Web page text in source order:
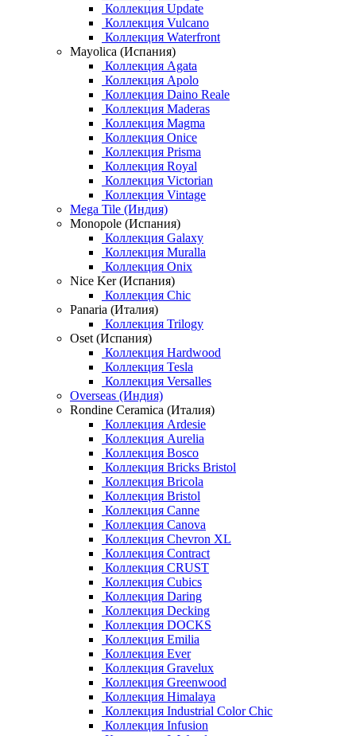
Коллекция Update
Коллекция Vulcano
Коллекция Waterfront
Mayolica (Испания)
Коллекция Agata
Коллекция Apolo
Коллекция Daino Reale
Коллекция Maderas
Коллекция Magma
Коллекция Onice
Коллекция Prisma
Коллекция Royal
Коллекция Victorian
Коллекция Vintage
Mega Tile (Индия)
Monopole (Испания)
Коллекция Galaxy
Коллекция Muralla
Коллекция Onix
Nice Ker (Испания)
Коллекция Chic
Panaria (Италия)
Коллекция Trilogy
Oset (Испания)
Коллекция Hardwood
Коллекция Tesla
Коллекция Versalles
Overseas (Индия)
Rondine Ceramica (Италия)
Коллекция Ardesie
Коллекция Aurelia
Коллекция Bosco
Коллекция Bricks Bristol
Коллекция Bricola
Коллекция Bristol
Коллекция Canne
Коллекция Canova
Коллекция Chevron XL
Коллекция Contract
Коллекция CRUST
Коллекция Cubics
Коллекция Daring
Коллекция Decking
Коллекция DOCKS
Коллекция Emilia
Коллекция Ever
Коллекция Gravelux
Коллекция Greenwood
Коллекция Himalaya
Коллекция Industrial Color Chic
Коллекция Infusion